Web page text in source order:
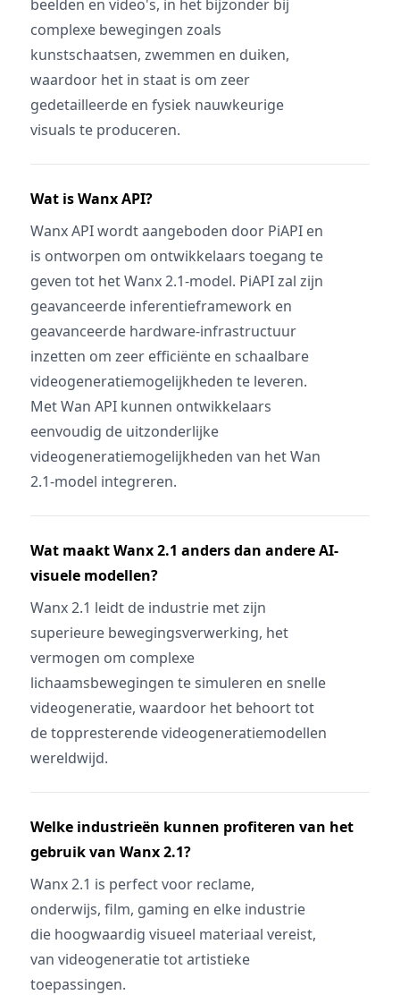
beelden en video's, in het bijzonder bij
complexe bewegingen zoals
kunstschaatsen, zwemmen en duiken,
waardoor het in staat is om zeer
gedetailleerde en fysiek nauwkeurige
visuals te produceren.
Wat is Wanx API?
Wanx API wordt aangeboden door PiAPI en
is ontworpen om ontwikkelaars toegang te
geven tot het Wanx 2.1-model. PiAPI zal zijn
geavanceerde inferentieframework en
geavanceerde hardware-infrastructuur
inzetten om zeer efficiënte en schaalbare
videogeneratiemogelijkheden te leveren.
Met Wan API kunnen ontwikkelaars
eenvoudig de uitzonderlijke
videogeneratiemogelijkheden van het Wan
2.1-model integreren.
Wat maakt Wanx 2.1 anders dan andere AI-
visuele modellen?
Wanx 2.1 leidt de industrie met zijn
superieure bewegingsverwerking, het
vermogen om complexe
lichaamsbewegingen te simuleren en snelle
videogeneratie, waardoor het behoort tot
de toppresterende videogeneratiemodellen
wereldwijd.
Welke industrieën kunnen profiteren van het
gebruik van Wanx 2.1?
Wanx 2.1 is perfect voor reclame,
onderwijs, film, gaming en elke industrie
die hoogwaardig visueel materiaal vereist,
van videogeneratie tot artistieke
toepassingen.